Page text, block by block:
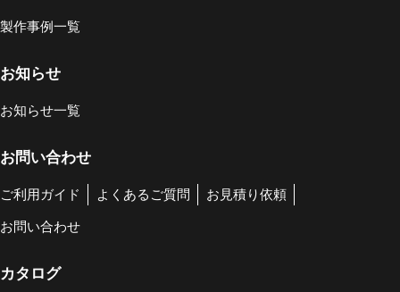
製作事例一覧
お知らせ
お知らせ一覧
お問い合わせ
ご利用ガイド よくあるご質問 お見積り依頼
お問い合わせ
カタログ